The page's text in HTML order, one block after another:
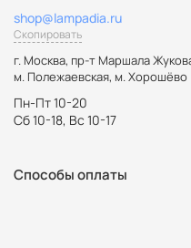
shop@lampadia.ru
Скопировать
г. Москва, пр-т Маршала
м. Полежаевская, м. Хорошёво
Пн-Пт 10-20
Сб 10-18, Вс 10-17
Способы оплаты